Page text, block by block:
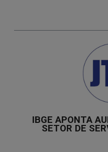
IBGE APONTA
SETOR DE